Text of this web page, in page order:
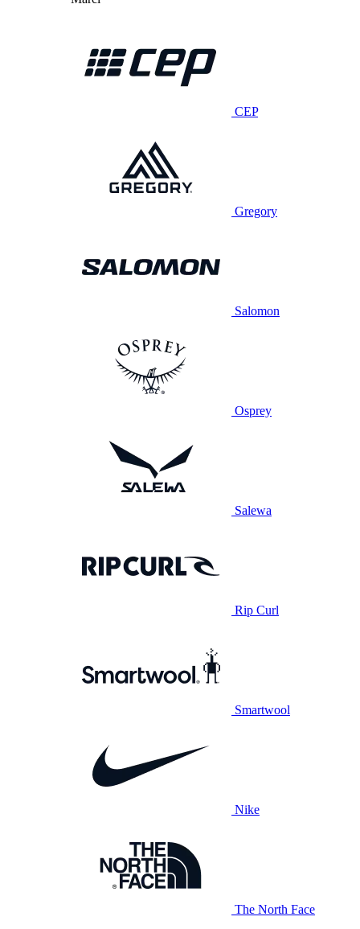
CEP
Gregory
Salomon
Osprey
Salewa
Rip Curl
Smartwool
Nike
The North Face